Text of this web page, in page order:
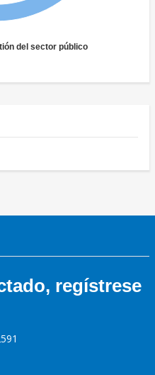
del sector público
regístrese